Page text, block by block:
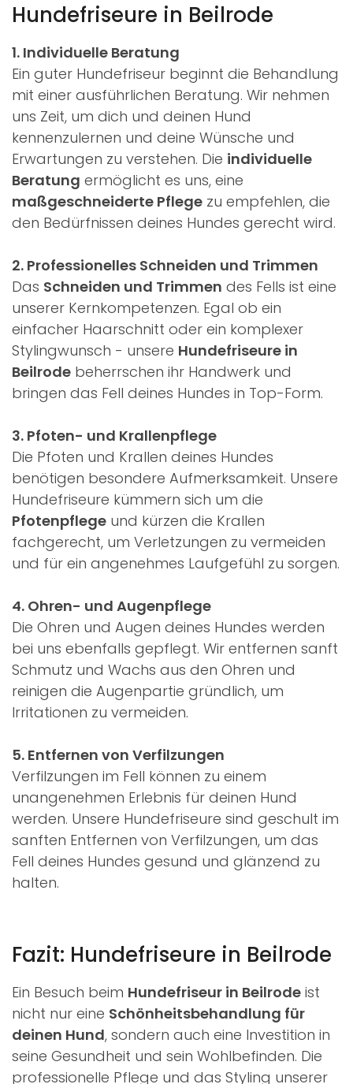
Hundefriseure in Beilrode
1. Individuelle Beratung
Ein guter Hundefriseur beginnt die Behandlung
mit einer ausführlichen Beratung. Wir nehmen
uns Zeit, um dich und deinen Hund
kennenzulernen und deine Wünsche und
Erwartungen zu verstehen. Die individuelle
Beratung ermöglicht es uns, eine
maßgeschneiderte Pflege zu empfehlen, die
den Bedürfnissen deines Hundes gerecht wird.
2. Professionelles Schneiden und Trimmen
Das Schneiden und Trimmen des Fells ist eine
unserer Kernkompetenzen. Egal ob ein
einfacher Haarschnitt oder ein komplexer
Stylingwunsch - unsere Hundefriseure in
Beilrode beherrschen ihr Handwerk und
bringen das Fell deines Hundes in Top-Form.
3. Pfoten- und Krallenpflege
Die Pfoten und Krallen deines Hundes
benötigen besondere Aufmerksamkeit. Unsere
Hundefriseure kümmern sich um die
Pfotenpflege und kürzen die Krallen
fachgerecht, um Verletzungen zu vermeiden
und für ein angenehmes Laufgefühl zu sorgen.
4. Ohren- und Augenpflege
Die Ohren und Augen deines Hundes werden
bei uns ebenfalls gepflegt. Wir entfernen sanft
Schmutz und Wachs aus den Ohren und
reinigen die Augenpartie gründlich, um
Irritationen zu vermeiden.
5. Entfernen von Verfilzungen
Verfilzungen im Fell können zu einem
unangenehmen Erlebnis für deinen Hund
werden. Unsere Hundefriseure sind geschult im
sanften Entfernen von Verfilzungen, um das
Fell deines Hundes gesund und glänzend zu
halten.
Fazit: Hundefriseure in Beilrode
Ein Besuch beim Hundefriseur in Beilrode ist
nicht nur eine Schönheitsbehandlung für
deinen Hund, sondern auch eine Investition in
seine Gesundheit und sein Wohlbefinden. Die
professionelle Pflege und das Styling unserer